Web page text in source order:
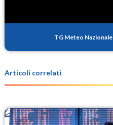
TG Meteo Nazionale
Articoli correlati